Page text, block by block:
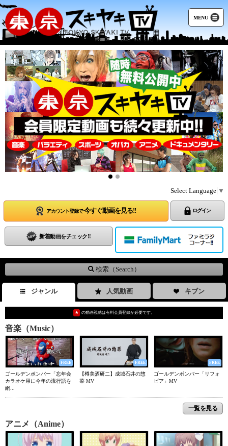
MENU
Select Language ▼
アカウント登録で今すぐ動画を見る!! ログイン
新着動画をチェック!!
検索（Search）
ジャンル 人気動画 キブン
★ の動画視聴は有料会員登録が必要です。
音楽（Music）
FREE
ゴールデンボンバー「忘年会
カラオケ用に今年の流行語を
網...
FREE
【樽美酒研二】成城石井の惣
菜 MV
FREE
ゴールデンボンバー「リフォ
ビア」MV
一覧を見る
アニメ（Anime）